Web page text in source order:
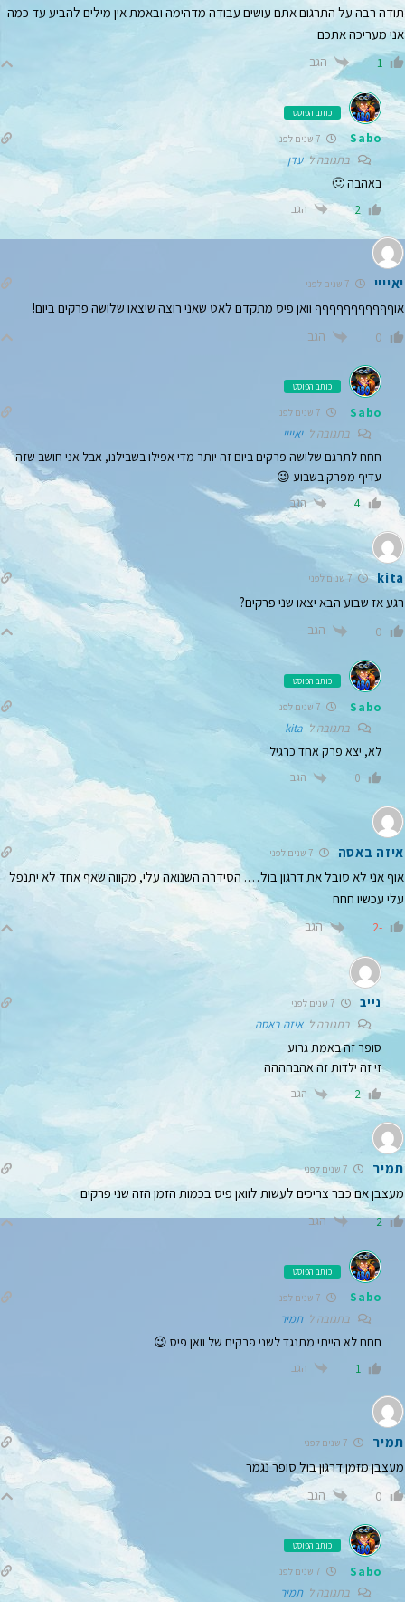
תודה רבה על התרגום אתם עושים עבודה מדהימה ובאמת אין מילים להביע עד כמה
אני מעריכה אתכם
1 הגב
כותב הפוסט
Sabo
בתגובה לעדן
באהבה 🙂
2 הגב
יאיייי
אוףףףףףףףףףףף וואן פיס מתקדם לאט שאני רוצה שיצאו שלושה פרקים ביום!
0 הגב
כותב הפוסט
Sabo
בתגובה ליאיייי
חחח לתרגם שלושה פרקים ביום זה יותר מדי אפילו בשבילנו, אבל אני חושב שזה
עדיף מפרק בשבוע 😉
4 הגב
kita
רגע אז שבוע הבא יצאו שני פרקים?
0 הגב
כותב הפוסט
Sabo
בתגובה ל kita
לא, יצא פרק אחד כרגיל.
0 הגב
איזה באסה
אוף אני לא סובל את דרגון בול…. הסידרה השנואה עלי, מקווה שאף אחד לא יתנפל
עלי עכשיו חחח
-2 הגב
נייב
בתגובה לאיזה באסה
סופר זה באמת גרוע
זי זה ילדות זה אהבהההה
2 הגב
תמיר
מעצבן אם כבר צריכים לעשות לוואן פיס בכמות הזמן הזה שני פרקים
2 הגב
כותב הפוסט
Sabo
בתגובה לתמיר
חחח לא הייתי מתנגד לשני פרקים של וואן פיס 😉
1 הגב
תמיר
מעצבן מזמן דרגון בול סופר נגמר
0 הגב
כותב הפוסט
Sabo
בתגובה לתמיר